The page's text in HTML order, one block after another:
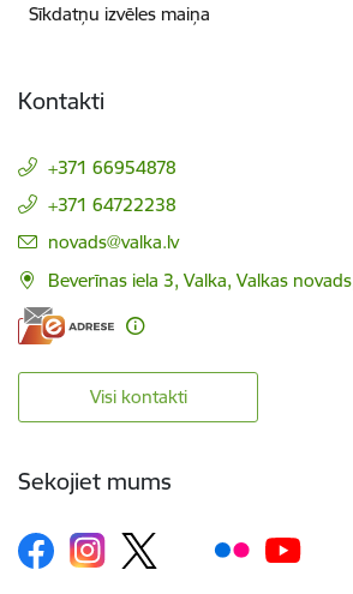
Sīkdatņu izvēles maiņa
Kontakti
+371 66954878
+371 64722238
E-pasts:
novads@valka.lv
Beverīnas iela 3, Valka, Valkas
Visi kontakti
Sekojiet mums